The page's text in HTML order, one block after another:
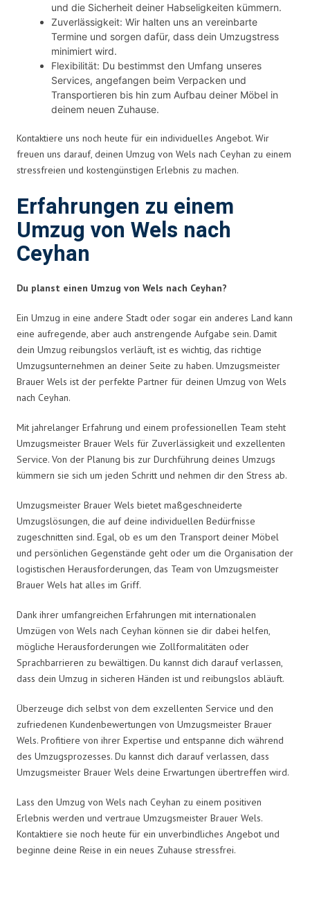
und die Sicherheit deiner Habseligkeiten kümmern.
Zuverlässigkeit: Wir halten uns an vereinbarte
Termine und sorgen dafür, dass dein Umzugstress
minimiert wird.
Flexibilität: Du bestimmst den Umfang unseres
Services, angefangen beim Verpacken und
Transportieren bis hin zum Aufbau deiner Möbel in
deinem neuen Zuhause.
Kontaktiere uns noch heute für ein individuelles Angebot. Wir
freuen uns darauf, deinen Umzug von Wels nach Ceyhan zu einem
stressfreien und kostengünstigen Erlebnis zu machen.
Erfahrungen zu einem
Umzug von Wels nach
Ceyhan
Du planst einen Umzug von Wels nach Ceyhan?
Ein Umzug in eine andere Stadt oder sogar ein anderes Land kann
eine aufregende, aber auch anstrengende Aufgabe sein. Damit
dein Umzug reibungslos verläuft, ist es wichtig, das richtige
Umzugsunternehmen an deiner Seite zu haben. Umzugsmeister
Brauer Wels ist der perfekte Partner für deinen Umzug von Wels
nach Ceyhan.
Mit jahrelanger Erfahrung und einem professionellen Team steht
Umzugsmeister Brauer Wels für Zuverlässigkeit und exzellenten
Service. Von der Planung bis zur Durchführung deines Umzugs
kümmern sie sich um jeden Schritt und nehmen dir den Stress ab.
Umzugsmeister Brauer Wels bietet maßgeschneiderte
Umzugslösungen, die auf deine individuellen Bedürfnisse
zugeschnitten sind. Egal, ob es um den Transport deiner Möbel
und persönlichen Gegenstände geht oder um die Organisation der
logistischen Herausforderungen, das Team von Umzugsmeister
Brauer Wels hat alles im Griff.
Dank ihrer umfangreichen Erfahrungen mit internationalen
Umzügen von Wels nach Ceyhan können sie dir dabei helfen,
mögliche Herausforderungen wie Zollformalitäten oder
Sprachbarrieren zu bewältigen. Du kannst dich darauf verlassen,
dass dein Umzug in sicheren Händen ist und reibungslos abläuft.
Überzeuge dich selbst von dem exzellenten Service und den
zufriedenen Kundenbewertungen von Umzugsmeister Brauer
Wels. Profitiere von ihrer Expertise und entspanne dich während
des Umzugsprozesses. Du kannst dich darauf verlassen, dass
Umzugsmeister Brauer Wels deine Erwartungen übertreffen wird.
Lass den Umzug von Wels nach Ceyhan zu einem positiven
Erlebnis werden und vertraue Umzugsmeister Brauer Wels.
Kontaktiere sie noch heute für ein unverbindliches Angebot und
beginne deine Reise in ein neues Zuhause stressfrei.